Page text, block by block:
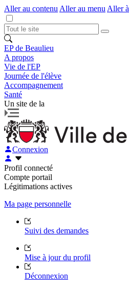
Aller au contenu Aller au menu Aller
EP de Beaulieu
A propos
Vie de l'EP
Journée de l'élève
Accompagnement
Santé
Un site de la
Connexion
Profil connecté
Compte portail
Légitimations actives
Ma page personnelle
Suivi des demandes
Mise à jour du profil
Déconnexion